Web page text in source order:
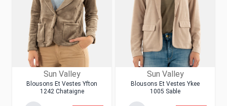
Sun Valley
Blousons Et Vestes Yfton
1242 Chataigne
Sun Valley
Blousons Et Vestes Ykee
1005 Sable